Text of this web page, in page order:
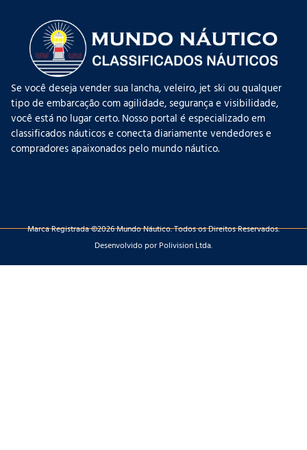
Se você deseja vender sua lancha, veleiro, jet ski ou qualquer
tipo de embarcação com agilidade, segurança e visibilidade,
você está no lugar certo. Nosso portal é especializado em
classificados náuticos e conecta diariamente vendedores e
compradores apaixonados pelo mundo náutico.
Marca Registrada ©2026 Mundo Náutico. Todos os Direitos Reservados.
Desenvolvido por Polivision Ltda.